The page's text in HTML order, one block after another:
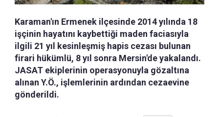
Karaman'ın Ermenek ilçesinde 2014 yılında 18
işçinin hayatını kaybettiği maden faciasıyla
ilgili 21 yıl kesinleşmiş hapis cezası bulunan
firari hükümlü, 8 yıl sonra Mersin'de yakalandı.
JASAT ekiplerinin operasyonuyla gözaltına
alınan Y.Ö., işlemlerinin ardından cezaevine
gönderildi.